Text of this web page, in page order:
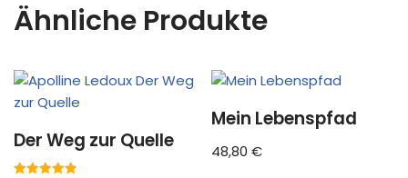
Ähnliche Produkte
Der Weg zur Quelle
Mein Lebenspfad
48,80€